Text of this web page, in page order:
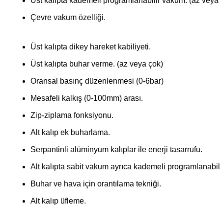
Çevre vakum özelliği.
Üst kalıpta dikey hareket kabiliyeti.
Üst kalıpta buhar verme. (az veya çok)
Oransal basınç düzenlenmesi (0-6bar)
Mesafeli kalkış (0-100mm) arası.
Zip-ziplama fonksiyonu.
Alt kalıp ek buharlama.
Serpantinli alüminyum kalıplar ile enerji tasarrufu.
Alt kalıpta sabit vakum ayrıca kademeli
Buhar ve hava için orantılama tekniği.
Alt kalıp üfleme.